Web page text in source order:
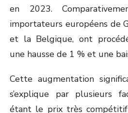
en 2023.
importateurs européens de
et la Belgique, ont
une hausse de 1 % et une
Cette augmentation
s’explique par plusieurs
étant le prix très